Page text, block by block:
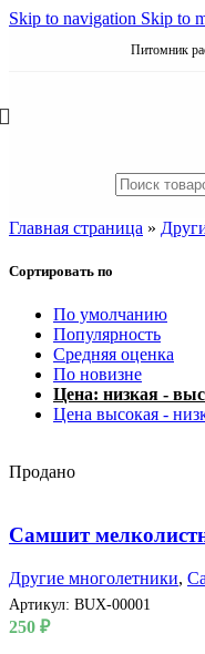
Skip to navigation Skip to
Питомник
Главная страница »
Сортировать по
По умолчанию
Популярность
Средняя оценка
По новизне
Цена: низкая -
Цена высокая -
Продано
Самшит
Другие многолетники,
Артикул: BUX-00001
250 ₽